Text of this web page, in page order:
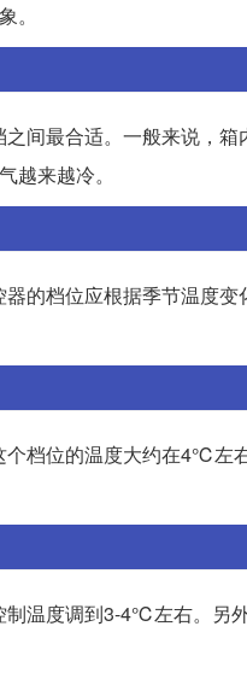
。
间最合适。一般来说，
越来越冷。
的档位应根据季节温度
档位的温度大约在4℃左
温度调到3-4℃左右。另